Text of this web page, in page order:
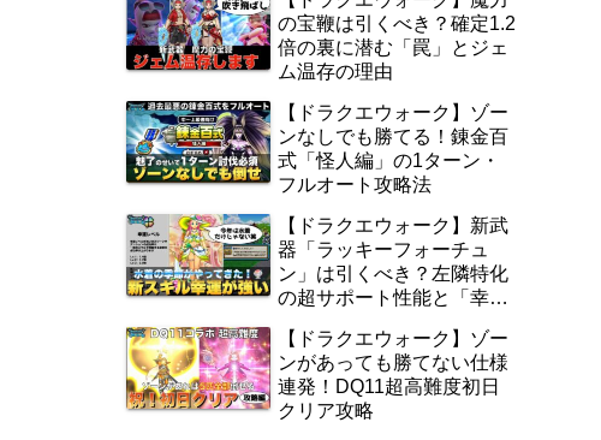
の宝鞭は引くべき？確定1.2
倍の裏に潜む「罠」とジェ
ム温存の理由
【ドラクエウォーク】ゾー
ンなしでも勝てる！錬金百
式「怪人編」の1ターン・
フルオート攻略法
【ドラクエウォーク】新武
器「ラッキーフォーチュ
ン」は引くべき？左隣特化
の超サポート性能と「幸
【ドラクエウォーク】ゾー
ンがあっても勝てない仕様
連発！DQ11超高難度初日
クリア攻略